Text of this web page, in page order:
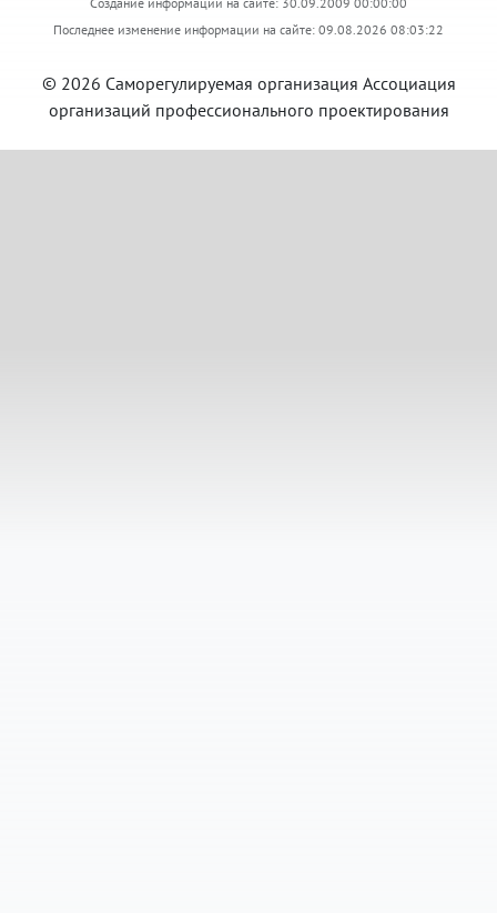
Последнее изменение информации на сайте: 09.08.2026 08:03:22
© 2026 Саморегулируемая организация Ассоциация
организаций профессионального проектирования